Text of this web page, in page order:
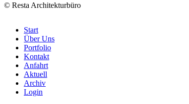
© Resta Architekturbüro
nyon-
cabinet-
monney
Start
Über Uns
Portfolio
Kontakt
Anfahrt
Aktuell
Archiv
Login